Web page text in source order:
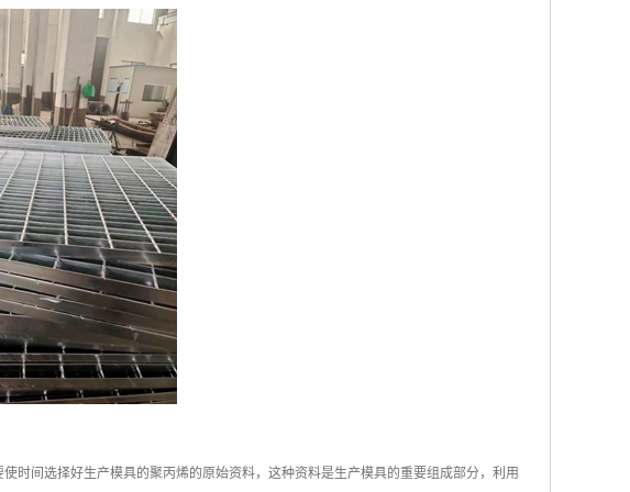
时间选择好生产模具的聚丙烯的原始资料，这种资料是生产模具的重要组成部分，利用